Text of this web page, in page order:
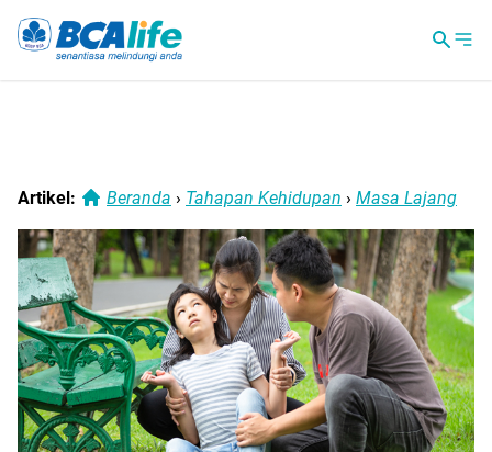
Artikel: Beranda › Tahapan Kehidupan › Masa Lajang